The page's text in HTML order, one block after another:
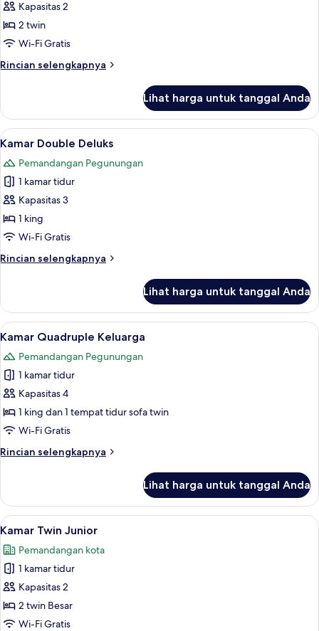
Kamar
Twin
Superior
Kapasitas 2
2 twin
Wi-Fi Gratis
Rincian selengkapnya
Rincian
Kamar
Twin
Superior
Lihat harga untuk tanggal Anda
Lihat
semua
foto
untuk
Kamar
Double
Deluks
Kamar Double Deluks | Meja kerja,
5
Kamar Double Deluks
Pemandangan Pegunungan
1 kamar tidur
Kapasitas 3
1 king
Wi-Fi Gratis
Rincian selengkapnya
Rincian
Kamar
Double
Deluks
Lihat harga untuk tanggal Anda
Lihat
semua
foto
untuk
Kamar
Quadruple
Keluarga
Kamar Quadruple Keluarga | Meja
6
Kamar Quadruple Keluarga
Pemandangan Pegunungan
1 kamar tidur
Kapasitas 4
1 king dan 1 tempat tidur sofa twin
Wi-Fi Gratis
Rincian selengkapnya
Rincian
Kamar
Quadruple
Keluarga
Lihat harga untuk tanggal Anda
Lihat
semua
foto
untuk
Kamar
Twin
Junior
Kamar Twin Junior | Meja kerja, tirai
6
Kamar Twin Junior
Pemandangan kota
1 kamar tidur
Kapasitas 2
2 twin Besar
Wi-Fi Gratis